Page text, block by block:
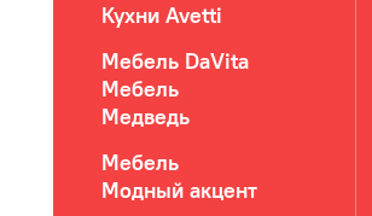
Кухни Avetti
Мебель DaVita
Мебель
Медведь
Мебель
Модный акцент